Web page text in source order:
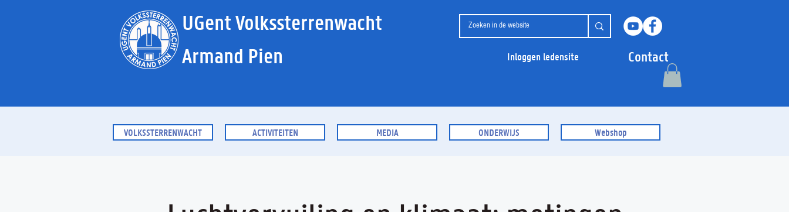
UGent Volkssterrenwacht
Armand Pien
Inloggen ledensite Contact
VOLKSSTERRENWACHT ACTIVITEITEN MEDIA ONDERWIJS Webshop